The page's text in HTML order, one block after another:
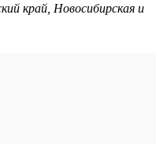
край, Новосибирская и